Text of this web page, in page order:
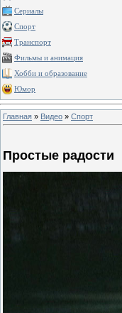
Сериалы
Спорт
Транспорт
Фильмы и анимация
Хобби и образование
Юмор
Главная » Видео » Спорт
Простые радости